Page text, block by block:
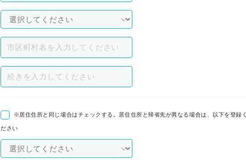
※居住住所と同じ場合はチェックする。居住住所と帰省先が異なる場合は、以下を登録く
ださい